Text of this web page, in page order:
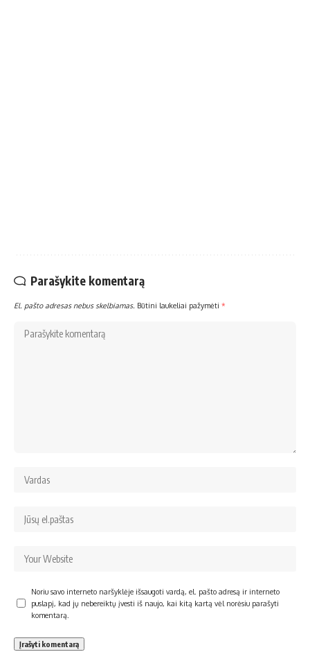
Parašykite komentarą
El. pašto adresas nebus skelbiamas. Būtini laukeliai pažymėti *
Noriu savo interneto naršyklėje išsaugoti vardą, el. pašto adresą ir interneto
puslapį, kad jų nebereiktų įvesti iš naujo, kai kitą kartą vėl norėsiu parašyti
komentarą.